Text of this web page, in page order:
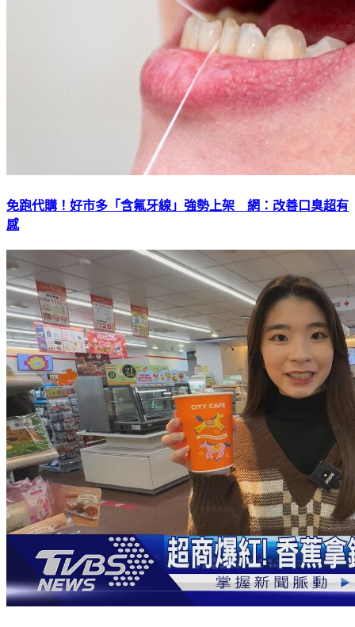
免跑代購！好市多「含氟牙線」強勢上架 網：改善口臭超有
感